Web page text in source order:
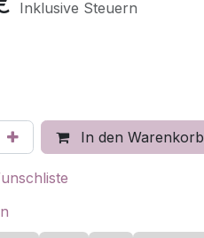
Inklusive Steuern
In den Warenkorb